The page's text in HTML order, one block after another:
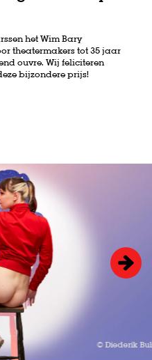
het Wim Bary
theatermakers tot 35 jaar
ouvre. Wij feliciteren
bijzondere prijs!
© Diederik